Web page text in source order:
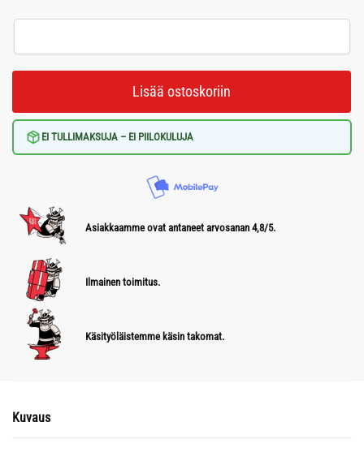
Lisää ostoskoriin
EI TULLIMAKSUJA – EI PIILOKULUJA
Asiakkaamme ovat antaneet arvosanan 4,8/5.
Ilmainen toimitus.
Käsityöläistemme käsin takomat.
Kuvaus